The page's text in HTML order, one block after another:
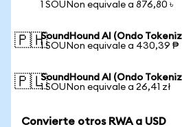
1 SOUNon equivale a 876,80 ৳
🇵🇭SoundHound AI (Ondo
1 SOUNon equivale a 430,39 ₱
🇵🇱SoundHound AI (Ondo
1 SOUNon equivale a 26,41 zł
Convierte otros RWA a USD